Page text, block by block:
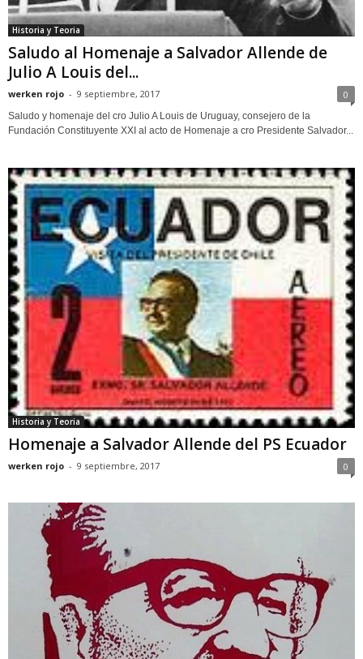
Historia y Teoria
Saludo al Homenaje a Salvador Allende de
Julio A Louis del...
werken rojo - 9 septiembre, 2017 0
Saludo y homenaje del cro Julio A Louis de Uruguay, consejero de la
Fundación Constituyente XXI al acto de Homenaje a cro Presidente Salvador...
Historia y Teoria
Homenaje a Salvador Allende del PS Ecuador
werken rojo - 9 septiembre, 2017 0